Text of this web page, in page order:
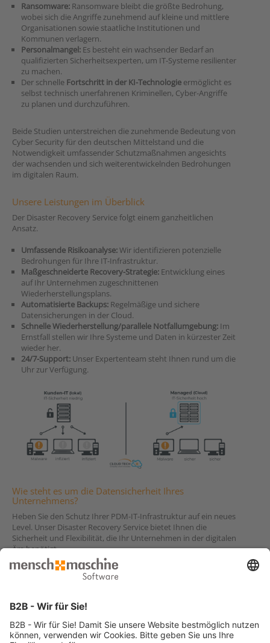
Ransomware: Ransomware bleibt die größte Bedrohung,
wobei sich die Angriffe zunehmend auf kleine und mittlere
Organisationen sowie staatliche Institutionen und
Kommunen verlagern.
Personalmangel: Es besteht ein wachsender Bedarf an
qualifizierten Sicherheitsexperten, um IT-Systeme resilienter
zu machen.
Der schnelle Fortschritt in der KI-Technologie ermöglicht es
selbst technisch unerfahrenen Kriminellen, Cyber-Angriffe
zu planen und durchzuführen.
Beide Studien unterstreichen die zunehmende Bedeutung von
Cyber Security für den deutschen Mittelstand und die
Notwendigkeit umfassender Schutzmaßnahmen angesichts
der wachsenden und sich weiterentwickelnden Bedrohungen
im digitalen Raum.
Unsere Leistungen im Überblick
Der Disaster Recovery Service folgt einem ganzheitlichen
Ansatz.
Umfassende Risikoanalyse:Wir identifizieren potenzielle
Bedrohungen für Ihre IT-Infrastruktur.
Maßgeschneiderte Recovery-Strategie: Entwicklung eines
auf Ihr Unternehmen zugeschnittenen
Wiederherstellungsplans.
Automatisierte Backups: Regelmäßige und sichere
Datensicherungen in der Cloud.
Schnelle Wiederherstellung/parallele Notfallumgebung: Im
Ernstfall stellen wir Ihre Systeme und Daten in kürzester Zeit
wieder her.
24/7-Support: Unser Expertenteam steht Ihnen rund um die
Uhr zur Verfügung.
Wie steht es um die Datensicherheit Ihres
Unternehmens?
Heben Sie den Schutz Ihrer PDM-IT-Infrastruktur auf ein neues
Level. Unser Disaster Recovery Service bietet Ihnen die
Sicherheit und Flexibilität, die Ihr Unternehmen in der digitalen
Ära benötigt.
Kontaktieren Sie uns noch heute für eine kostenlose Beratung
und erfahren Sie, wie Sie Ihr Unternehmen besser schützen